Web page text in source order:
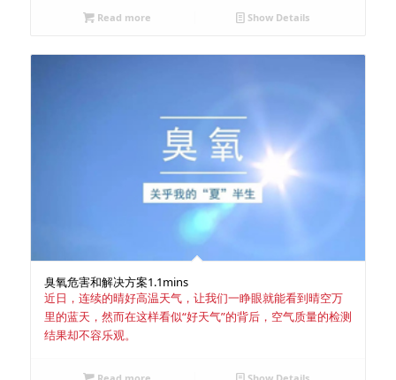
Read more Show Details
臭氧危害和解决方案1.1mins
近日，连续的晴好高温天气，让我们一睁眼就能看到晴空万
里的蓝天，然而在这样看似“好天气”的背后，空气质量的检测
结果却不容乐观。